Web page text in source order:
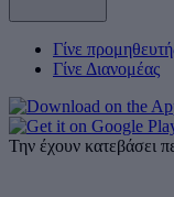
Γίνε
Γίνε Διανομέας
Την έχουν κατεβάσει